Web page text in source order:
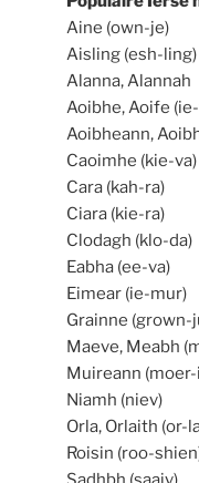
Aine (own-je)
Aisling (esh-ling)
Alanna, Alannah
Aoibhe, Aoife
Aoibheann,
Caoimhe (kie-va)
Cara (kah-ra)
Ciara (kie-ra)
Clodagh (klo-da)
Eabha (ee-va)
Eimear (ie-mur)
Grainne (grown-
Maeve, Meabh
Muireann
Niamh (niev)
Orla, Orlaith (or-
Roisin (roo-